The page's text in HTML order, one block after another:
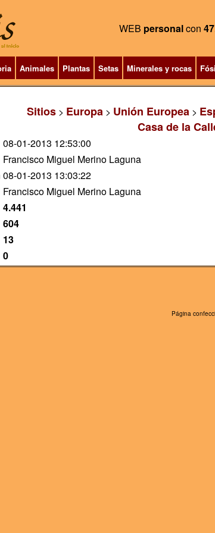
WEB personalcon
Animales Plantas Setas Minerales y rocas
Sitios > Europa > Unión Europea >
Casa de la
08-01-2013 12:53:00
Francisco Miguel Merino Laguna
08-01-2013 13:03:22
Francisco Miguel Merino Laguna
4.441
604
13
0
Página